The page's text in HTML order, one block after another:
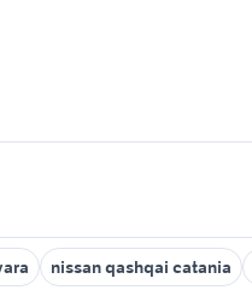
nissan qashqai catania